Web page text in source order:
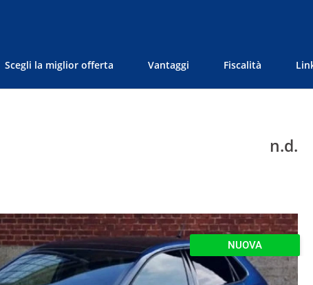
Scegli la miglior offerta Vantaggi Fiscalità
n.d.
NUOVA